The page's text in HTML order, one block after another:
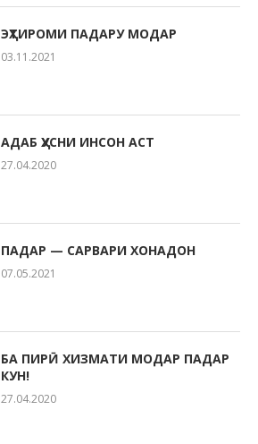
ЭҲТИРОМИ ПАДАРУ МОДАР
03.11.2021
АДАБ ҲУСНИ ИНСОН АСТ
27.04.2020
ПАДАР — САРВАРИ ХОНАДОН
07.05.2021
БА ПИРӢ ХИЗМАТИ МОДАР ПАДАР
КУН!
27.04.2020